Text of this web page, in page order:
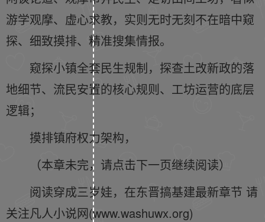
游学观摩、虚心求教，实则无时无刻不在暗中窥
探、细致摸排、精准搜集情报。
窥探小镇全套民生规制，探查土改新政的落
地细节、流民安置的核心规则、工坊运营的底层
逻辑；
摸排镇府权力架构，
（本章未完，请点击下一页继续阅读）
阅读穿成三岁娃，在东晋搞基建最新章节 请
关注凡人小说网(www.washuwx.org)